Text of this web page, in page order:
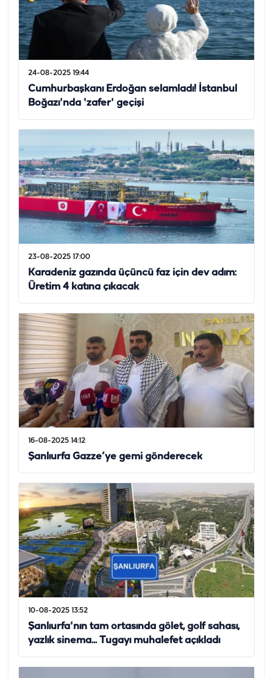
24-08-2025 19:44
Cumhurbaşkanı Erdoğan selamladı! İstanbul
Boğazı'nda 'zafer' geçişi
23-08-2025 17:00
Karadeniz gazında üçüncü faz için dev adım:
Üretim 4 katına çıkacak
16-08-2025 14:12
Şanlıurfa Gazze’ye gemi gönderecek
10-08-2025 13:52
Şanlıurfa'nın tam ortasında gölet, golf sahası,
yazlık sinema... Tugayı muhalefet açıkladı